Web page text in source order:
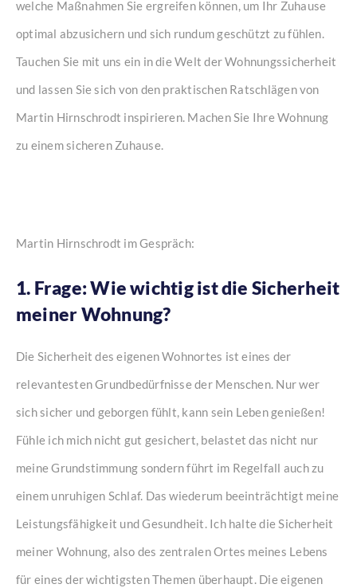
welche Maßnahmen Sie ergreifen können, um Ihr Zuhause
optimal abzusichern und sich rundum geschützt zu fühlen.
Tauchen Sie mit uns ein in die Welt der Wohnungssicherheit
und lassen Sie sich von den praktischen Ratschlägen von
Martin Hirnschrodt inspirieren. Machen Sie Ihre Wohnung
zu einem sicheren Zuhause.
Martin Hirnschrodt im Gespräch:
1. Frage: Wie wichtig ist die Sicherheit
meiner Wohnung?
Die Sicherheit des eigenen Wohnortes ist eines der
relevantesten Grundbedürfnisse der Menschen. Nur wer
sich sicher und geborgen fühlt, kann sein Leben genießen!
Fühle ich mich nicht gut gesichert, belastet das nicht nur
meine Grundstimmung sondern führt im Regelfall auch zu
einem unruhigen Schlaf. Das wiederum beeinträchtigt meine
Leistungsfähigkeit und Gesundheit. Ich halte die Sicherheit
meiner Wohnung, also des zentralen Ortes meines Lebens
für eines der wichtigsten Themen überhaupt. Die eigenen